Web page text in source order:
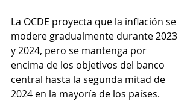
La OCDE proyecta que la inflación se
modere gradualmente durante 2023
y 2024, pero se mantenga por
encima de los objetivos del banco
central hasta la segunda mitad de
2024 en la mayoría de los países.